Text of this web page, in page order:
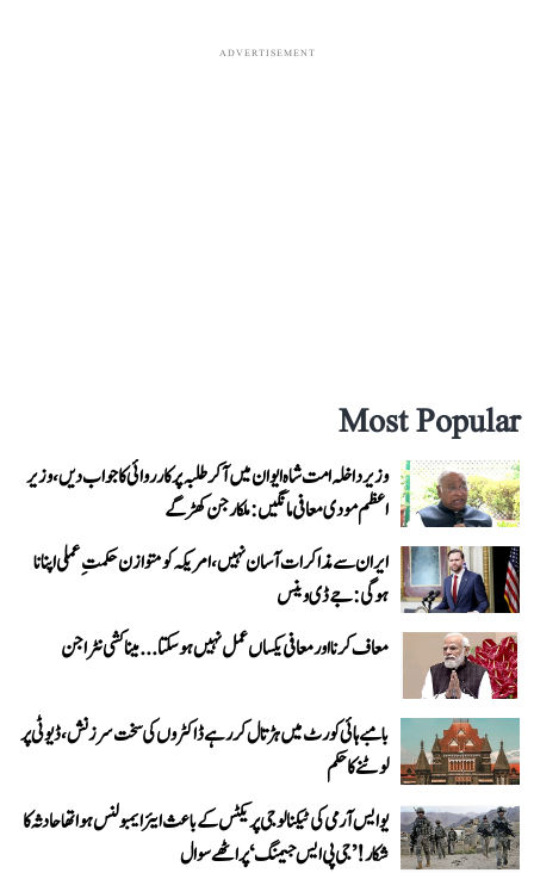
ADVERTISEMENT
Most Popular
وزیر داخلہ امت شاہ ایوان میں آ کر طلبہ پر کارروائی کا جواب دیں، وزیر
اعظم مودی معافی مانگیں: ملکارجن کھڑگے
ایران سے مذاکرات آسان نہیں، امریکہ کو متوازن حکمتِ عملی اپنانا
ہوگی: جے ڈی وینس
معاف کرنا اور معافی یکساں عمل نہیں ہو سکتا... میناکشی نٹراجن
بامبے ہائی کورٹ میں ہڑتال کر رہے ڈاکٹروں کی سخت سرزنش، ڈیوٹی پر
لوٹنے کا حکم
یو ایس آرمی کی ٹیکنالوجی پریکٹس کے باعث ایئر ایمبولنس ہوا تھا حادثہ کا
شکار! ’جی پی ایس جیمنگ‘ پر اٹھے سوال